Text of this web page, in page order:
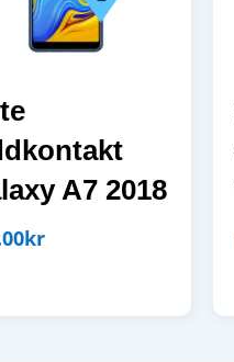
A7 2018
kr